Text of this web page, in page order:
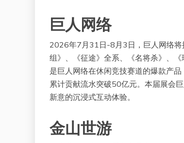
巨人网络
2026年7月31日-8月3日，巨人网络将
组》、《征途》全系、《名将杀》、
是巨人网络在休闲竞技赛道的爆款产
累计贡献流水突破50亿元。本届展会
新意的沉浸式互动体验。
金山世游